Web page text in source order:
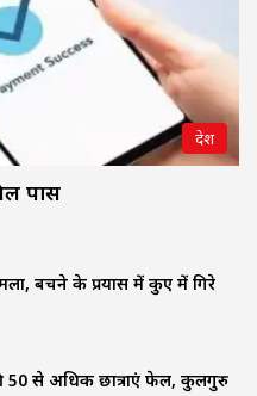
देश
पास
बचने के प्रयास में कुए में गिरे
50 से अधिक छात्राएं फेल, कुलगुरु